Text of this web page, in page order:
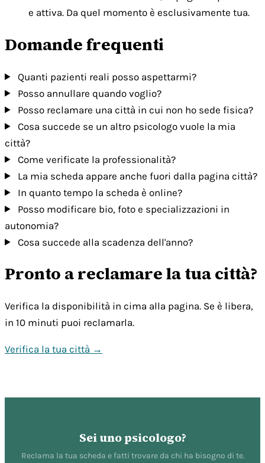
e attiva. Da quel momento è esclusivamente tua.
Domande frequenti
Quanti pazienti reali posso aspettarmi?
Posso annullare quando voglio?
Posso reclamare una città in cui non ho sede fisica?
Cosa succede se un altro psicologo vuole la mia
città?
Come verificate la professionalità?
La mia scheda appare anche fuori dalla pagina città?
In quanto tempo la scheda è online?
Posso modificare bio, foto e specializzazioni in
autonomia?
Cosa succede alla scadenza dell'anno?
Pronto a reclamare la tua città?
Verifica la disponibilità in cima alla pagina. Se è libera,
in 10 minuti puoi reclamarla.
Verifica la tua città →
Sei uno psicologo?
Reclama la tua scheda e fatti trovare da chi ha bisogno di te.